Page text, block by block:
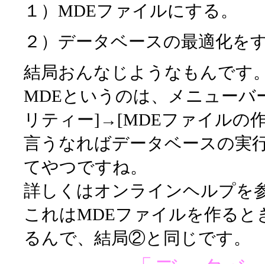
１）MDEファイルにする。
２）データベースの最適化を
結局おんなじようなもんです
MDEというのは、メニュー
リティー]→[MDEファイルの
言うなればデータベースの実
てやつですね。
詳しくはオンラインヘルプを
これはMDEファイルを作る
るんで、結局②と同じです。